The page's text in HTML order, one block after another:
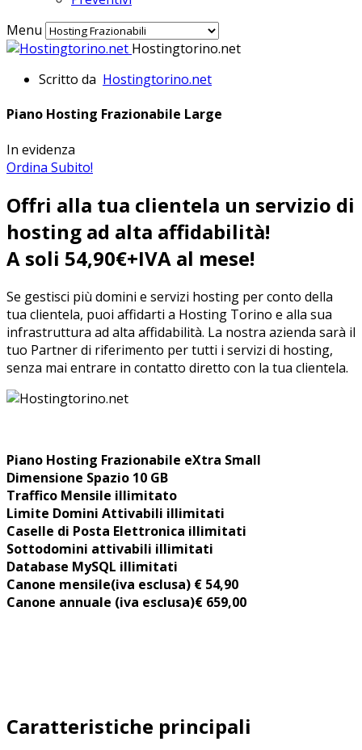
Menu
Hostingtorino.net
Scritto da Hostingtorino.net
Piano Hosting Frazionabile Large
In evidenza
Ordina Subito!
Offri alla tua clientela un servizio di
hosting ad alta affidabilità!
A soli 54,90€+IVA al mese!
Se gestisci più domini e servizi hosting per conto della
tua clientela, puoi affidarti a Hosting Torino e alla sua
infrastruttura ad alta affidabilità. La nostra azienda sarà il
tuo Partner di riferimento per tutti i servizi di hosting,
senza mai entrare in contatto diretto con la tua clientela.
Piano Hosting Frazionabile eXtra Small
Dimensione Spazio 10 GB
Traffico Mensile illimitato
Limite Domini Attivabili illimitati
Caselle di Posta Elettronica illimitati
Sottodomini attivabili illimitati
Database MySQL illimitati
Canone mensile(iva esclusa) € 54,90
Canone annuale (iva esclusa)€ 659,00
Caratteristiche principali